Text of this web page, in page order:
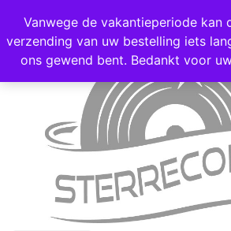
Voor 16:00 besteld =
Vanwege de vakantieperiode kan
verzending van uw bestelling iets
ons gewend bent. Bedankt voor